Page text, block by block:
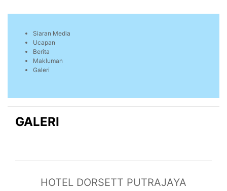
Siaran Media
Ucapan
Berita
Makluman
Galeri
GALERI
HOTEL DORSETT PUTRAJAYA